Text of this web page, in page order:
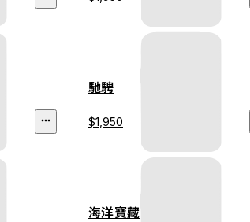
馳騁
$1,950
海洋寶藏